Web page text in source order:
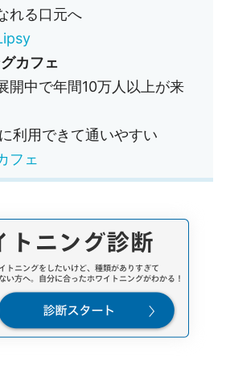
れる口元へ
カフェ
開中で年間10万人以上が来
利用できて通いやすい
フェ